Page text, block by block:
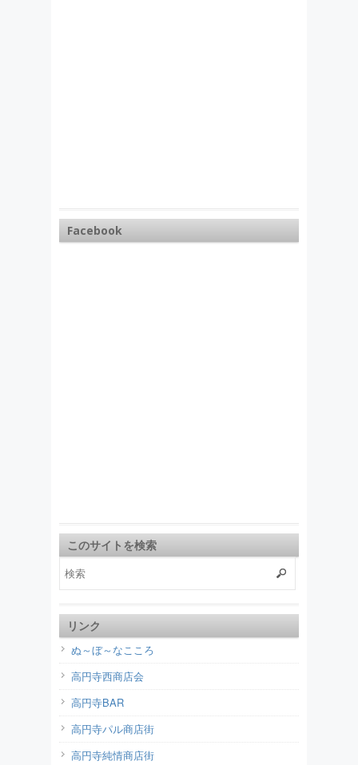
Facebook
このサイトを検索
リンク
ぬ～ぼ～なこころ
高円寺西商店会
高円寺BAR
高円寺パル商店街
高円寺純情商店街